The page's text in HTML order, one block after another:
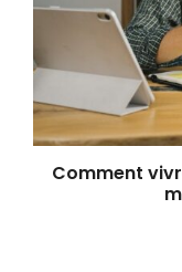
Comment